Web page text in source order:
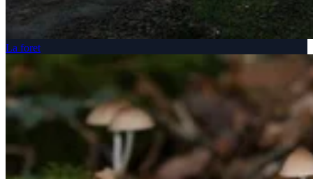
La foret